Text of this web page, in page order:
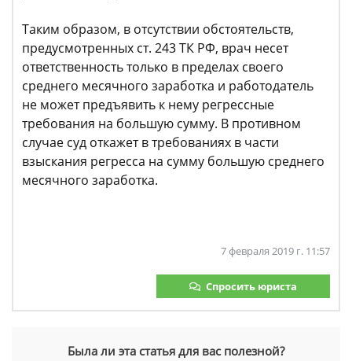
Таким образом, в отсутствии обстоятельств,
предусмотренных ст. 243 ТК РФ, врач несет
ответственность только в пределах своего
среднего месячного заработка и работодатель
не может предъявить к нему регрессные
требования на большую сумму. В противном
случае суд откажет в требованиях в части
взыскания регресса на сумму большую среднего
месячного заработка.
7 февраля 2019 г. 11:57
Спросить юриста
Была ли эта статья для вас полезной?